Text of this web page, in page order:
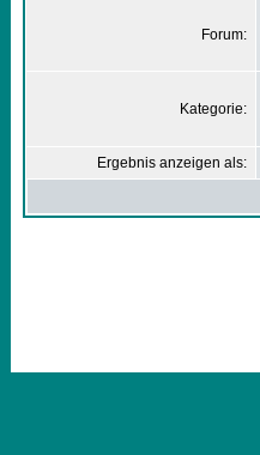
Forum:
Kategorie:
Ergebnis anzeigen als: